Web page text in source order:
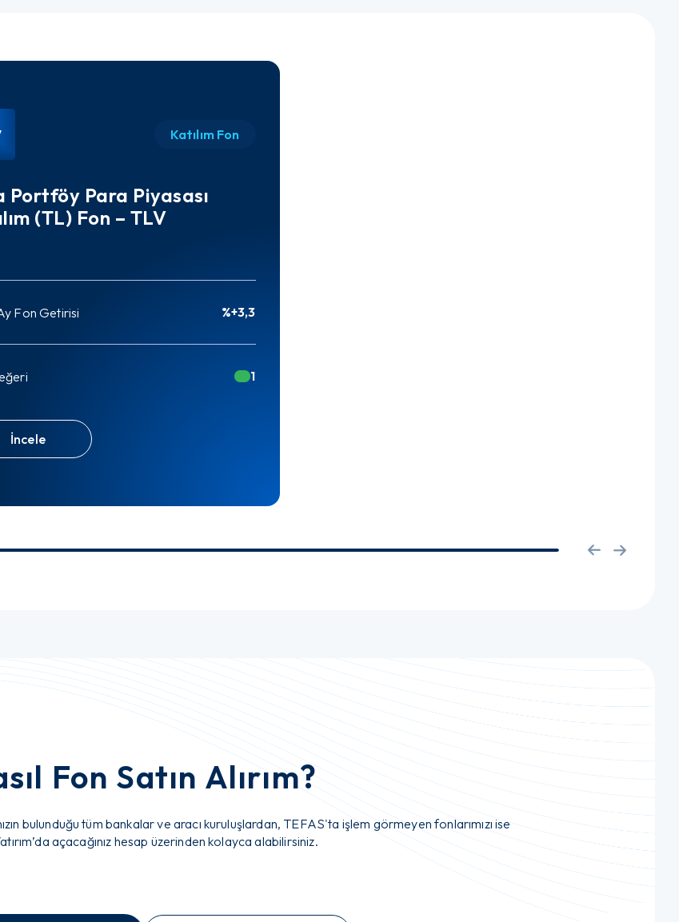
Katılım Fon
Portföy Para Piyasası
(TL) Fon – TLV
Fon Getirisi %+3,3
1
İncele
Fon Satın Alırım?
bulunduğu tüm bankalar ve aracı kuruluşlardan, TEFAS'ta işlem görmeyen fonlarımızı ise
açacağınız hesap üzerinden kolayca alabilirsiniz.